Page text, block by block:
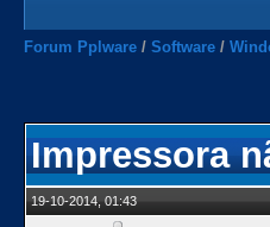
Forum Pplware / Software /
Impressora
19-10-2014, 01:43